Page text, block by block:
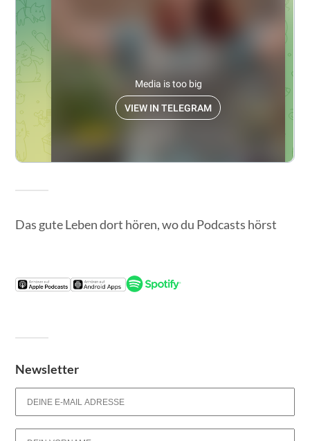
Das gute Leben dort hören, wo du Podcasts hörst
Newsletter